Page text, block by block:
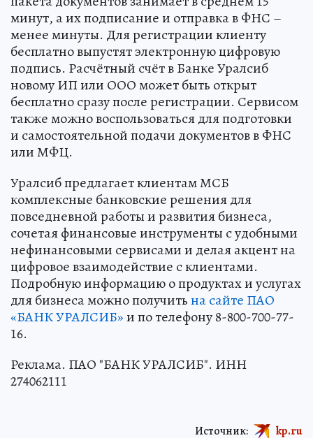
минут, а их подписание и отправка в ФНС –
менее минуты. Для регистрации клиенту
бесплатно выпустят электронную цифровую
подпись. Расчётный счёт в Банке Уралсиб
новому ИП или ООО может быть открыт
бесплатно сразу после регистрации. Сервисом
также можно воспользоваться для подготовки
и самостоятельной подачи документов в ФНС
или МФЦ.
Уралсиб предлагает клиентам МСБ
комплексные банковские решения для
повседневной работы и развития бизнеса,
сочетая финансовые инструменты с удобными
нефинансовыми сервисами и делая акцент на
цифровое взаимодействие с клиентами.
Подробную информацию о продуктах и услугах
для бизнеса можно получитьна сайте ПАО
«БАНК УРАЛСИБ»и по телефону 8-800-700-77-
16.
Реклама. ПАО "БАНК УРАЛСИБ". ИНН
274062111
Источник: kp.ru